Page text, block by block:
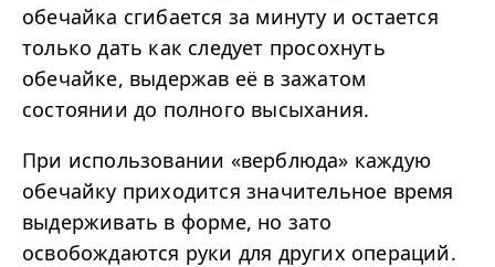
обечайка сгибается за минуту и остается
только дать как следует просохнуть
обечайке, выдержав её в зажатом
состоянии до полного высыхания.
При использовании «верблюда» каждую
обечайку приходится значительное время
выдерживать в форме, но зато
освобождаются руки для других операций.